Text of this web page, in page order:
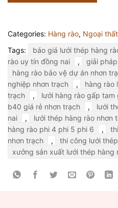
Categories: Hàng rào, Ngoại thất
Tags:
báo giá lưới thép hàng
rào uy tín đồng nai
, giải
hàng rào bảo vệ dự án nhơn
nghiệp nhơn trạch
,
hàng rào
trạch
, lưới hàng rào gấp tam
b40 giá rẻ nhơn trạch
,
lưới
nai
, lưới thép hàng rào nhơn
hàng rào phi 4 phi 5 phi 6
,
nhơn trạch
, thi công lưới
xưởng sản xuất lưới thép hàng